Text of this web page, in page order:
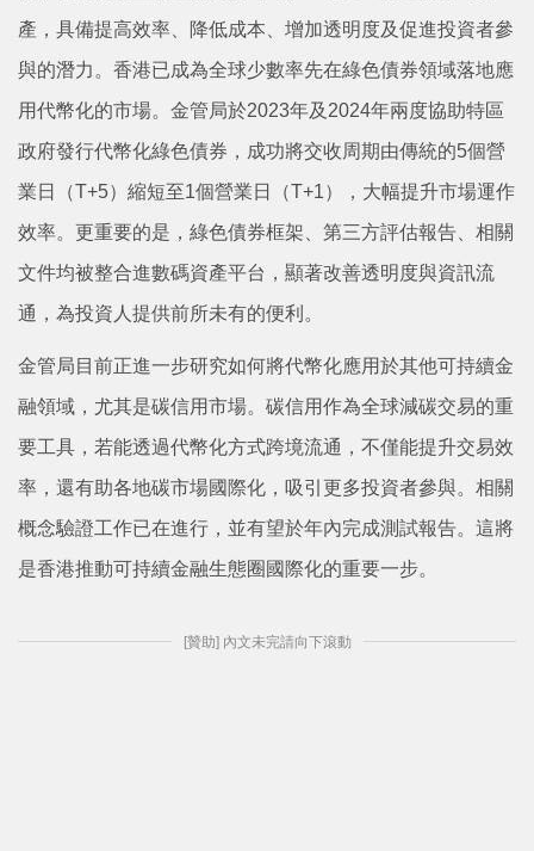
產，具備提高效率、降低成本、增加透明度及促進投資者參
與的潛力。香港已成為全球少數率先在綠色債券領域落地應
用代幣化的市場。金管局於2023年及2024年兩度協助特區
政府發行代幣化綠色債券，成功將交收周期由傳統的5個營
業日（T+5）縮短至1個營業日（T+1），大幅提升市場運作
效率。更重要的是，綠色債券框架、第三方評估報告、相關
文件均被整合進數碼資產平台，顯著改善透明度與資訊流
通，為投資人提供前所未有的便利。
金管局目前正進一步研究如何將代幣化應用於其他可持續金
融領域，尤其是碳信用市場。碳信用作為全球減碳交易的重
要工具，若能透過代幣化方式跨境流通，不僅能提升交易效
率，還有助各地碳市場國際化，吸引更多投資者參與。相關
概念驗證工作已在進行，並有望於年內完成測試報告。這將
是香港推動可持續金融生態圈國際化的重要一步。
[贊助] 內文未完請向下滾動